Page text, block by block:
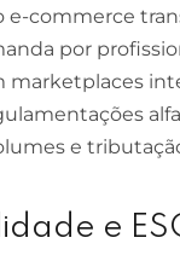
e-commerce
por
marketplaces
e
e